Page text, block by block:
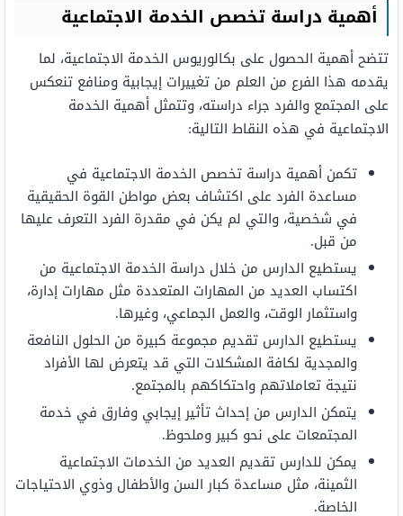
أهمية دراسة تخصص الخدمة الاجتماعية
تتضح أهمية الحصول على بكالوريوس الخدمة الاجتماعية، لما
يقدمه هذا الفرع من العلم من تغييرات إيجابية ومنافع تنعكس
على المجتمع والفرد جراء دراسته، وتتمثل أهمية الخدمة
الاجتماعية في هذه النقاط التالية:
تكمن أهمية دراسة تخصص الخدمة الاجتماعية في
مساعدة الفرد على اكتشاف بعض مواطن القوة الحقيقية
في شخصية، والتي لم يكن في مقدرة الفرد التعرف عليها
من قبل.
يستطيع الدارس من خلال دراسة الخدمة الاجتماعية من
اكتساب العديد من المهارات المتعددة مثل مهارات إدارة،
واستثمار الوقت، والعمل الجماعي، وغيرها.
يستطيع الدارس تقديم مجموعة كبيرة من الحلول النافعة
والمجدية لكافة المشكلات التي قد يتعرض لها الأفراد
نتيجة تعاملاتهم واحتكاكهم بالمجتمع.
يتمكن الدارس من إحداث تأثير إيجابي وفارق في خدمة
المجتمعات على نحو كبير وملحوظ.
يمكن للدارس تقديم العديد من الخدمات الاجتماعية
الثمينة، مثل مساعدة كبار السن والأطفال وذوي الاحتياجات
الخاصة.